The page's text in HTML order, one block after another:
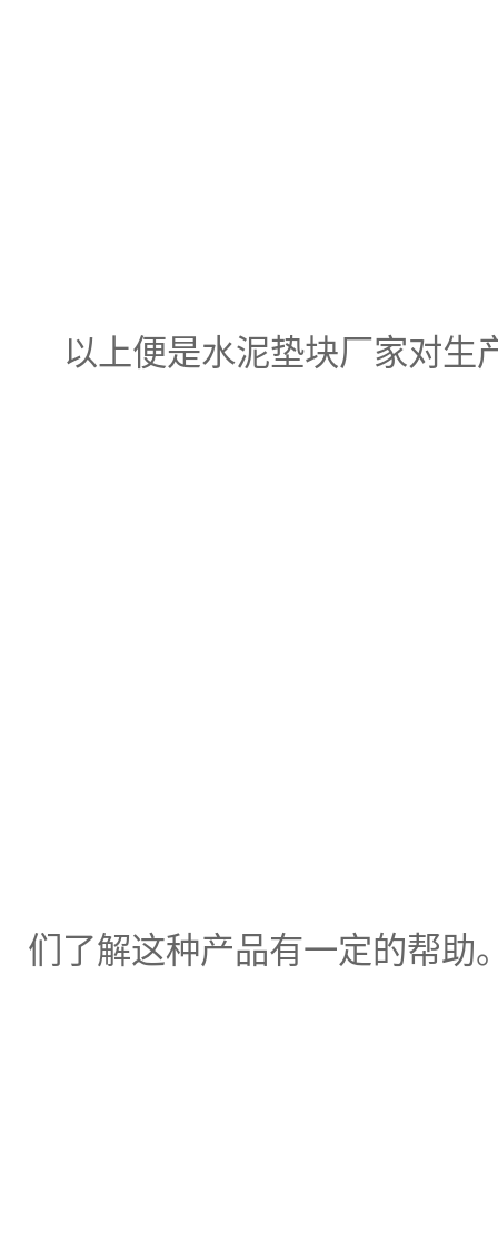
以上便是水泥垫块厂家对生
们了解这种产品有一定的帮助